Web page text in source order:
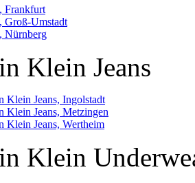
Frankfurt
Groß-Umstadt
Nürnberg
Klein Jeans
Klein Jeans, Ingolstadt
Klein Jeans, Metzingen
Klein Jeans, Wertheim
Klein